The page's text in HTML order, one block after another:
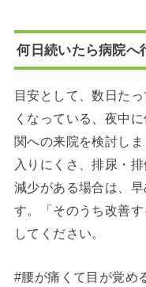
何日続いたら病院へ
目安として、数日た
くなっている、夜中
関への来院を検討し
入りにくさ、排尿・
減少がある場合は、
す。「そのうち改善
してください。
#腰が痛くて目が覚め